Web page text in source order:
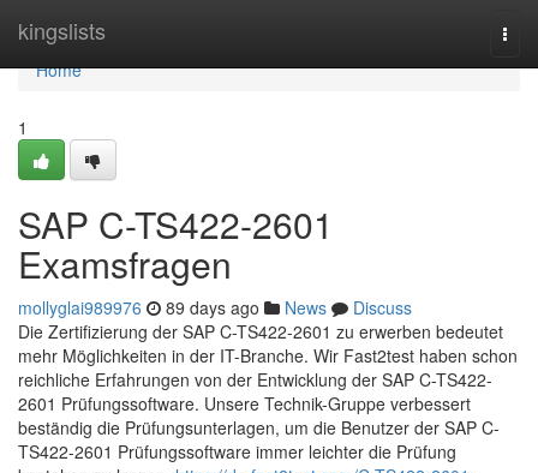
kingslists
Home
Home
1
SAP C-TS422-2601
Examsfragen
mollyglai989976 89 days ago News
Discuss
Die Zertifizierung der SAP C-TS422-2601 zu erwerben bedeutet
mehr Möglichkeiten in der IT-Branche. Wir Fast2test haben schon
reichliche Erfahrungen von der Entwicklung der SAP C-TS422-
2601 Prüfungssoftware. Unsere Technik-Gruppe verbessert
beständig die Prüfungsunterlagen, um die Benutzer der SAP C-
TS422-2601 Prüfungssoftware immer leichter die Prüfung